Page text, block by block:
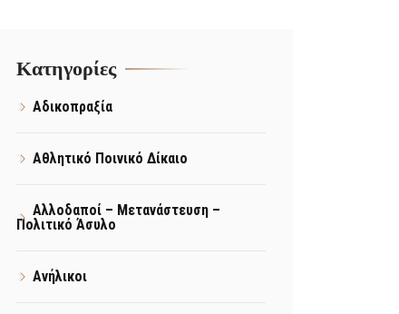
Kατηγορίες
Αδικοπραξία
Αθλητικό Ποινικό Δίκαιο
Αλλοδαποί – Μετανάστευση –
Πολιτικό Άσυλο
Ανήλικοι